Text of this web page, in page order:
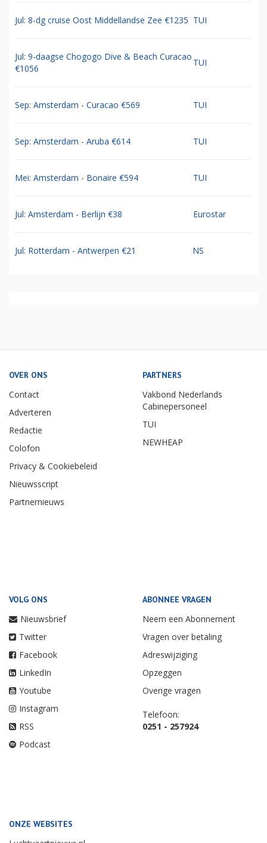
Jul: 8-dg cruise Oost Middellandse Zee €1235 TUI
Jul: 9-daagse Chogogo Dive & Beach Curacao
€1056
TUI
Sep: Amsterdam - Curacao €569 TUI
Sep: Amsterdam - Aruba €614 TUI
Mei: Amsterdam - Bonaire €594 TUI
Jul: Amsterdam - Berlijn €38 Eurostar
Jul: Rotterdam - Antwerpen €21 NS
OVER ONS
Contact
Adverteren
Redactie
Colofon
Privacy & Cookiebeleid
Nieuwsscript
Partnernieuws
PARTNERS
Vakbond Nederlands
Cabinepersoneel
TUI
NEWHEAP
VOLG ONS
Nieuwsbrief
Twitter
Facebook
LinkedIn
Youtube
Instagram
RSS
Podcast
ABONNEE VRAGEN
Neem een Abonnement
Vragen over betaling
Adreswijziging
Opzeggen
Overige vragen
Telefoon:
0251 - 257924
ONZE WEBSITES